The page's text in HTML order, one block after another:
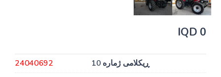
0 IQD
ڕیکلامی ژمارە 10
24040692